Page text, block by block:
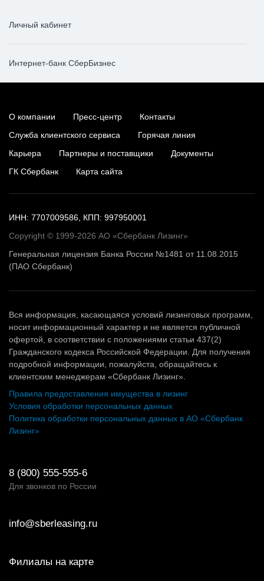
Личный кабинет
Интернет-банк СберБизнес
О компании Пресс-центр
Контакты
Служба клиентского сервиса
Горячая линия
Карьера
Партнеры и поставщики
Документы
ГК Сбербанк
Карта сайта
ИНН: 7707009586, КПП: 997950001
Copyright © 1999-2026 АО «Сбербанк Лизинг»
Генеральная лицензия Банка России №1481 от 11.08.2015
(ПАО Сбербанк)
Вся информация, касающаяся условий лизинговых программ,
носит информационный характер и не является публичной
офертой, в соответствии с положениями статьи 437(2)
Гражданского кодекса Российской Федерации. Для получения
подробной информации, пожалуйста, обращайтесь к
клиентским менеджерам «Сбербанк Лизинг».
Правила предоставления имущества в лизинг
Условия обработки персональных данных
Политика обработки персональных данных в АО «Сбербанк
Лизинг»
8 (800) 555-555-6
Для звонков по России
info@sberleasing.ru
Филиалы на карте